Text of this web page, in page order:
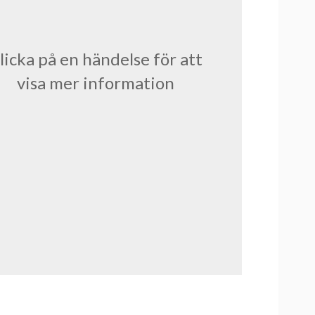
på en händelse för att
visa mer information